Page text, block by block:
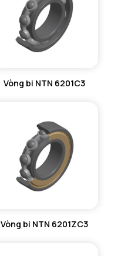
Vòng bi NTN 6201C3
Vòng bi NTN 6201ZC3